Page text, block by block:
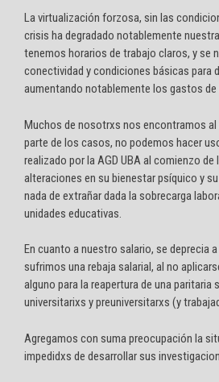
La virtualización forzosa, sin las
crisis ha degradado notablemente
tenemos horarios de trabajo claros, y se
conectividad y condiciones básicas para
aumentando notablemente los gastos
Muchos de nosotrxs nos encontramos
parte de los casos, no podemos hacer
realizado por la AGD UBA al comienzo
alteraciones en su bienestar psíquico y
nada de extrañar dada la sobrecarga
unidades educativas.
En cuanto a nuestro salario, se deprecia
sufrimos una rebaja salarial, al no
alguno para la reapertura de una
universitarixs y preuniversitarxs (y
Agregamos con suma preocupación la
impedidxs de desarrollar sus